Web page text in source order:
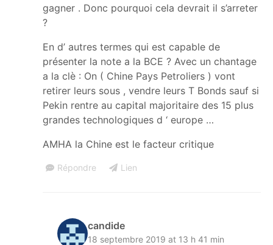
gagner . Donc pourquoi cela devrait il s’arreter
?
En d’ autres termes qui est capable de
présenter la note a la BCE ? Avec un chantage
a la clè : On ( Chine Pays Petroliers ) vont
retirer leurs sous , vendre leurs T Bonds sauf si
Pekin rentre au capital majoritaire des 15 plus
grandes technologiques d ‘ europe …
AMHA la Chine est le facteur critique
Répondre Lien
candide
18 septembre 2019 at 13 h 41 min